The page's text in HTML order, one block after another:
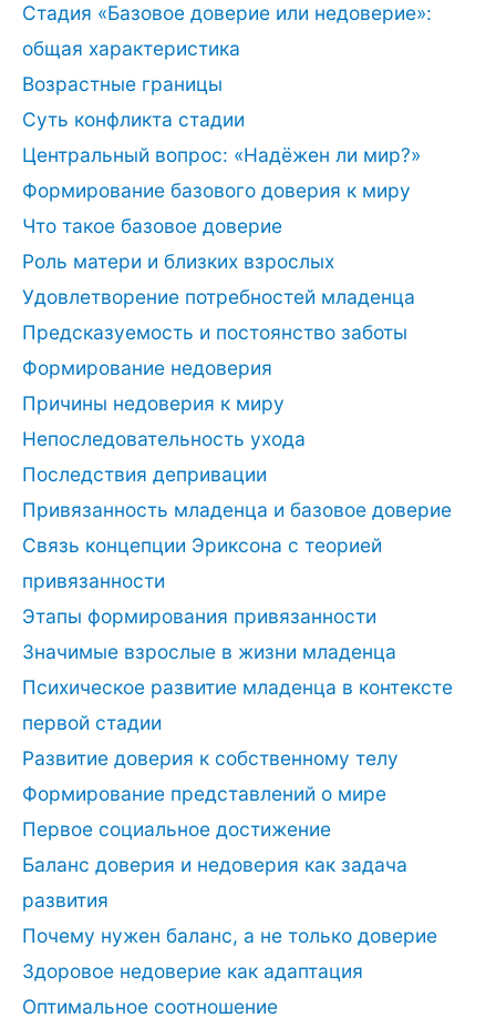
Стадия «Базовое доверие или недоверие»:
общая характеристика
Возрастные границы
Суть конфликта стадии
Центральный вопрос: «Надёжен ли мир?»
Формирование базового доверия к миру
Что такое базовое доверие
Роль матери и близких взрослых
Удовлетворение потребностей младенца
Предсказуемость и постоянство заботы
Формирование недоверия
Причины недоверия к миру
Непоследовательность ухода
Последствия депривации
Привязанность младенца и базовое доверие
Связь концепции Эриксона с теорией
привязанности
Этапы формирования привязанности
Значимые взрослые в жизни младенца
Психическое развитие младенца в контексте
первой стадии
Развитие доверия к собственному телу
Формирование представлений о мире
Первое социальное достижение
Баланс доверия и недоверия как задача
развития
Почему нужен баланс, а не только доверие
Здоровое недоверие как адаптация
Оптимальное соотношение